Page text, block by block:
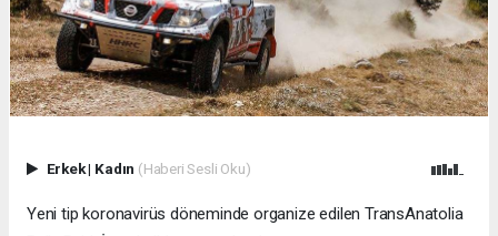
Erkek| Kadın (Haberi Sesli Oku)
Yeni tip koronavirüs döneminde organize edilen TransAnatolia